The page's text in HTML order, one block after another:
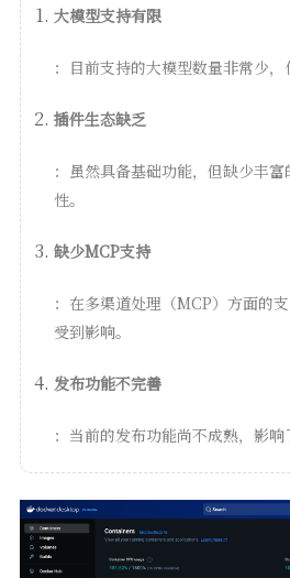
大模型支持有限
：目前支持的大模型数量非常少，
插件生态缺乏
：虽然具备基础功能，但缺少丰
性。
缺少MCP支持
：在多渠道处理（MCP）方面的
受到影响。
发布功能不完善
：当前的发布功能尚不成熟，影响